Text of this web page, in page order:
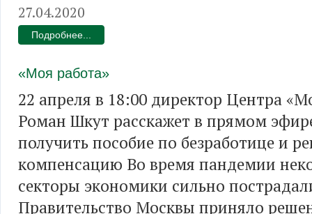
27.04.2020
Подробнее...
«Моя работа»
22 апреля в 18:00 директор Центра
Роман Шкут расскажет в прямом
получить пособие по безработице и
компенсацию Во время пандемии
секторы экономики сильно
Правительство Москвы приняло